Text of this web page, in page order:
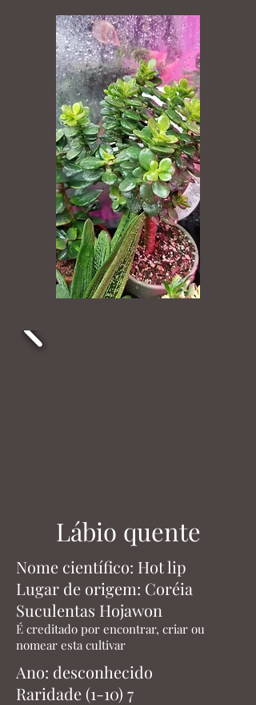
Lábio quente
Nome científico: Hot lip
Lugar de origem: Coréia
Suculentas Hojawon
É creditado por encontrar, criar ou
nomear esta cultivar
Ano: desconhecido
Raridade (1-10) 7